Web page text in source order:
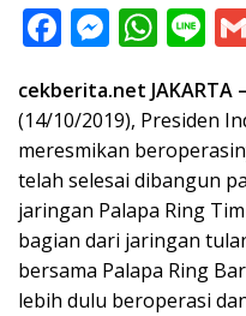
F
e
b
o
o
k
M
ss
e
n
g
er
W
at
s
A
p
p
Li
e
cekberita.net JAKARTA –
(14/10/2019), Presiden
meresmikan
telah selesai dibangun
jaringan Palapa Ring
bagian dari jaringan
bersama Palapa Ring
lebih dulu beroperasi